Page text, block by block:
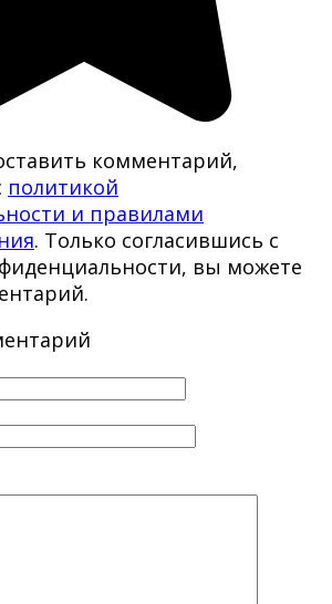
комментарий,
политикой
и правилами
. Только согласившись с
вы можете